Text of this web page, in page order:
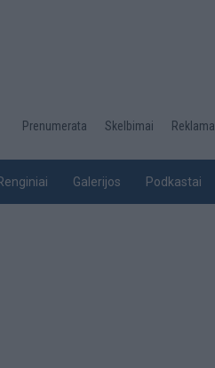
Desktop
top
Prenumerata Skelbimai Reklama
Galerijos Podkastai